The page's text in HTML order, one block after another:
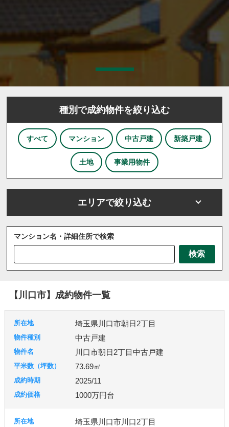
種別で成約物件を絞り込む
すべて マンション 中古戸建 新築戸建
土地 事業用物件
エリアで絞り込む
三郷市
八潮市
北本市 吉川市 和光市
宮代町
杉戸町
東松山市 松伏町
蕨市
上里町 伊奈町
日高市
鶴ヶ島市 加須市
羽生市
幸手市 北葛飾郡 富士見市
台東区 東京都北区 足立区
マンション名・詳細住所で検索
検索
【川口市】成約物件一覧
埼玉県川口市朝日2丁目
中古戸建
川口市朝日2丁目中古戸建
73.69㎡
2025/11
1000万円台
埼玉県川口市川口2丁目